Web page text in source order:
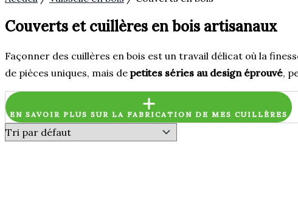
Couverts et cuillères en bois artisanaux
Façonner des cuillères en bois est un travail délicat où la
de pièces uniques, mais de petites séries au design éprouvé,
EN SAVOIR PLUS SUR LA FABRICATION DE MES CUILLÈRES